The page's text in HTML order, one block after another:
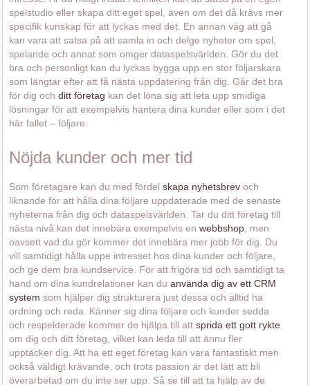
spelstudio eller skapa ditt eget spel, även om det då krävs mer
specifik kunskap för att lyckas med det. En annan väg att gå
kan vara att satsa på att samla in och delge nyheter om spel,
spelande och annat som omger dataspelsvärlden. Gör du det
bra och personligt kan du lyckas bygga upp en stor följarskara
som längtar efter att få nästa uppdatering från dig. Går det bra
för dig ochditt företag kan det löna sig att leta upp smidiga
lösningar för att exempelvis hantera dina kunder eller som i det
här fallet – följare.
Nöjda kunder och mer tid
Som företagare kan du med fördelskapa nyhetsbrev och
liknande för att hålla dina följare uppdaterade med de senaste
nyheterna från dig och dataspelsvärlden. Tar du ditt företag till
nästa nivå kan det innebära exempelvis enwebbshop , men
oavsett vad du gör kommer det innebära mer jobb för dig. Du
vill samtidigt hålla uppe intresset hos dina kunder och följare,
och ge dem bra kundservice. För att frigöra tid och samtidigt ta
hand om dina kundrelationer kan duanvända dig av ett CRM
system som hjälper dig strukturera just dessa och alltid ha
ordning och reda. Känner sig dina följare och kunder sedda
och respekterade kommer de hjälpa till attsprida ett gott rykte
om dig och ditt företag, vilket kan leda till att ännu fler
upptäcker dig. Att ha ett eget företag kan vara fantastiskt men
också väldigt krävande, och trots passion är det lätt att bli
överarbetad om du inte ser upp. Så se till att ta hjälp av de